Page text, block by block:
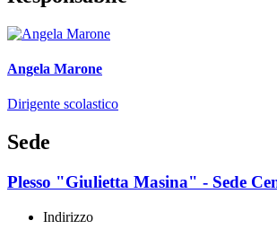
Angela Marone
Dirigente scolastico
Sede
Plesso "Giulietta Masina" - Sede
Indirizzo